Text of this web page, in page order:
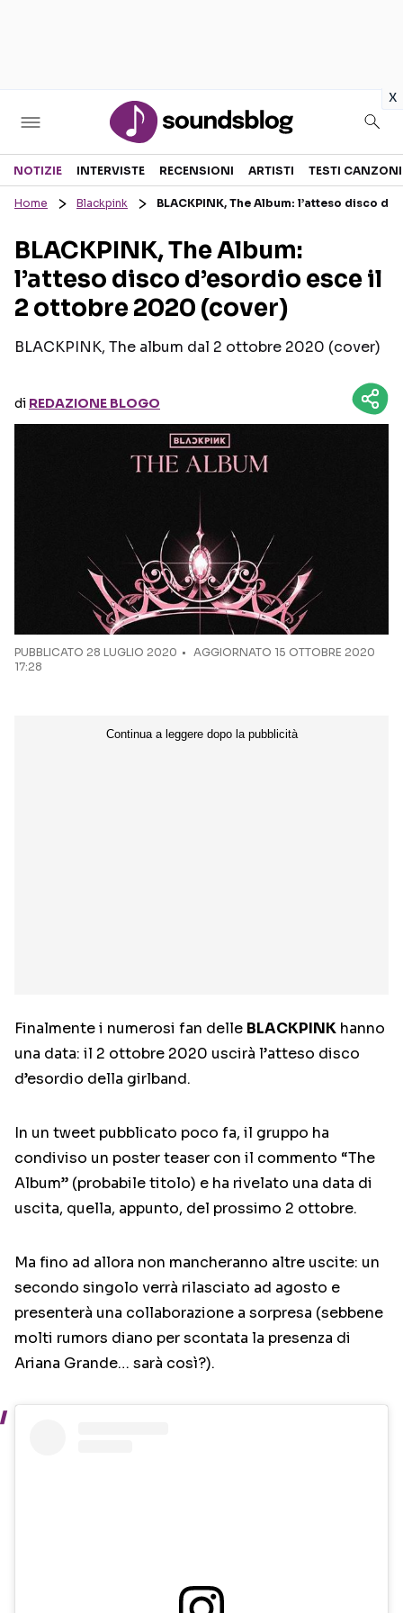
x
Sezioni
RECENSIONI MUSICALI
INTERVISTE
GOSSIP E CURIOSITÀ
TESTI CANZONI
TOUR ED EVENTI
TALENT SHOW
Seguici sui social
NOTIZIE INTERVISTE RECENSIONI ARTISTI TESTI CANZONI
Home Blackpink BLACKPINK, The Album: l’atteso disco
BLACKPINK, The Album:
l’atteso disco d’esordio esce il
2 ottobre 2020 (cover)
BLACKPINK, The album dal 2 ottobre 2020 (cover)
di REDAZIONE BLOGO
PUBBLICATO 28 LUGLIO 2020
AGGIORNATO 15 OTTOBRE 2020
17:28
Finalmente i numerosi fan delle BLACKPINK hanno
una data: il 2 ottobre 2020 uscirà l’atteso disco
d’esordio della girlband.
In un tweet pubblicato poco fa, il gruppo ha
condiviso un poster teaser con il commento “The
Album” (probabile titolo) e ha rivelato una data di
uscita, quella, appunto, del prossimo 2 ottobre.
Ma fino ad allora non mancheranno altre uscite: un
secondo singolo verrà rilasciato ad agosto e
presenterà una collaborazione a sorpresa (sebbene
molti rumors diano per scontata la presenza di
Ariana Grande… sarà così?).